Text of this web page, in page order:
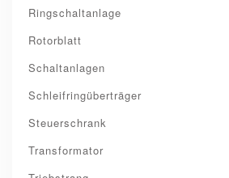
Ringschaltanlage
Rotorblatt
Schaltanlagen
Schleifringüberträger
Steuerschrank
Transformator